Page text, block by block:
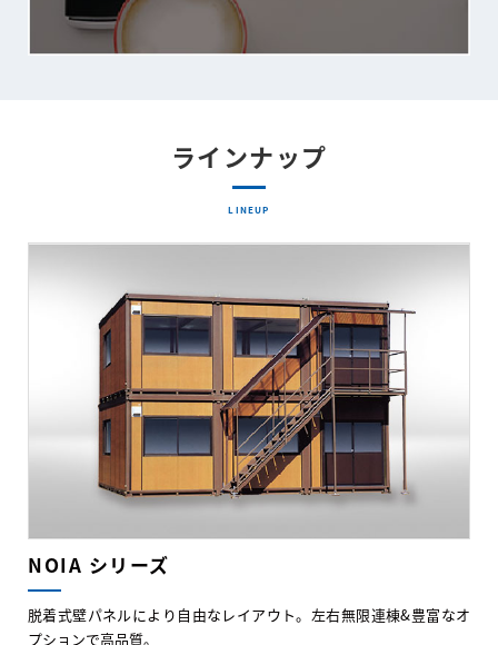
ラインナップ
LINEUP
NOIA シリーズ
脱着式壁パネルにより自由なレイアウト。左右無限連棟&豊富なオ
プションで高品質。